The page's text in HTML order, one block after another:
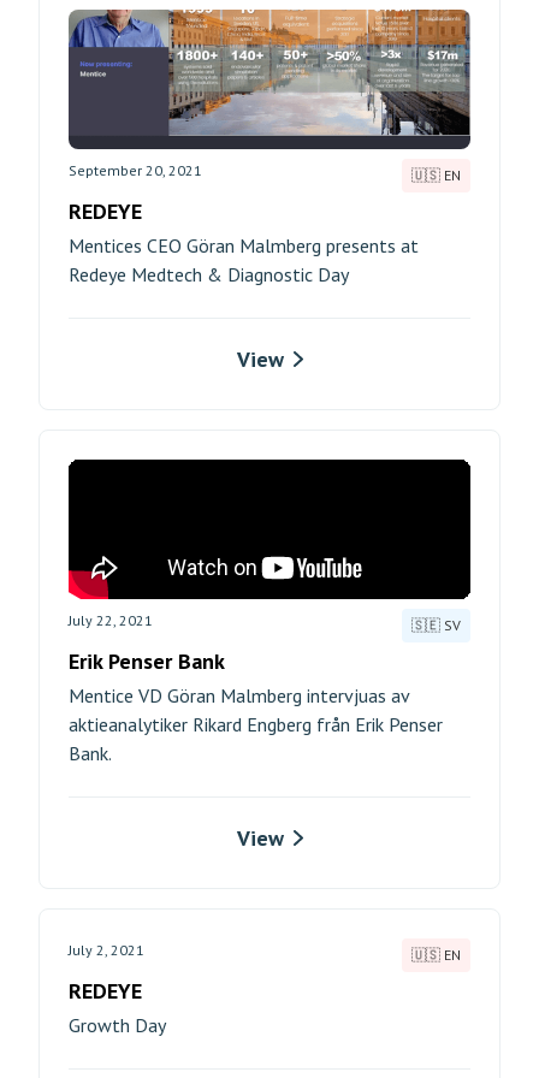
September 20, 2021 🇺🇸 EN
REDEYE
Mentices CEO Göran Malmberg presents at
Redeye Medtech & Diagnostic Day
View
July 22, 2021 🇸🇪 SV
Erik Penser Bank
Mentice VD Göran Malmberg intervjuas av
aktieanalytiker Rikard Engberg från Erik Penser
Bank.
View
July 2, 2021 🇺🇸 EN
REDEYE
Growth Day